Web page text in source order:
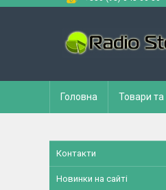
Головна Товари та
Контакти
Новинки на сайті